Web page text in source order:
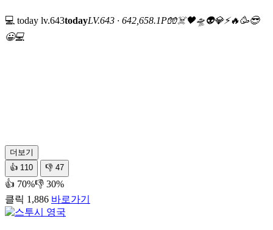
💻 today lv.643todayLV.643 · 642,658.1P🧤☠️🖤🛸👽💎⚡🔥🥳😎
😀💻
더보기
👍 110 👎 47
👍 70%👎 30%
클릭 1,886 바로가기